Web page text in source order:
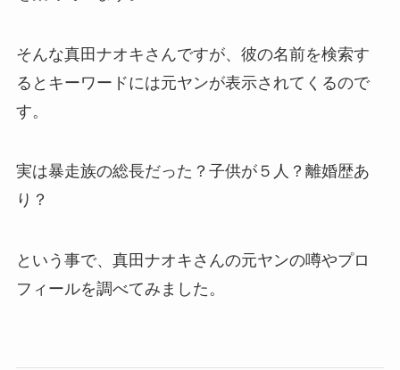
そんな真田ナオキさんですが、彼の名前を検索す
るとキーワードには元ヤンが表示されてくるので
す。
実は暴走族の総長だった？子供が５人？離婚歴あ
り？
という事で、真田ナオキさんの元ヤンの噂やプロ
フィールを調べてみました。